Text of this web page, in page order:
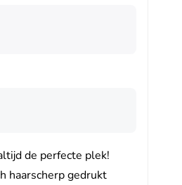
de perfecte plek!
haarscherp gedrukt